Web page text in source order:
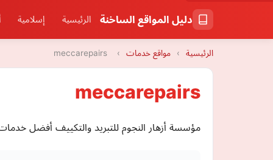
دليل المواقع الساخنة الرئيسية إسلامية
الرئيسية › مواقع خدمات ›
meccarepairs
meccarepairs
مؤسسة أزهار النجوم للتبريد والتكييف أفضل